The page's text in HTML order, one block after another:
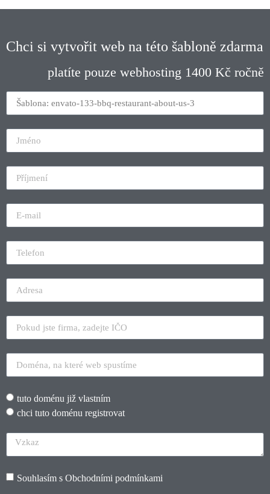
Chci si vytvořit web na této šabloně zdarma
platíte pouze webhosting 1400 Kč ročně
tuto doménu již vlastním
chci tuto doménu registrovat
Souhlasím s Obchodními podmínkami